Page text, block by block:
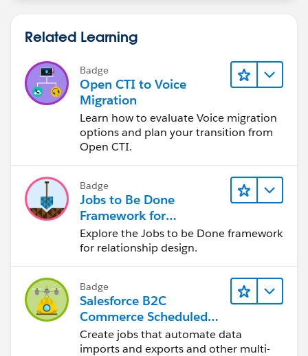
Related Learning
Badge
Open CTI to Voice
Migration
Learn how to evaluate Voice migration
options and plan your transition from
Open CTI.
Badge
Jobs to Be Done
Framework for
Designers
Explore the Jobs to be Done framework
for relationship design.
Badge
Salesforce B2C
Commerce Scheduled
Jobs
Create jobs that automate data
imports and exports and other multi-